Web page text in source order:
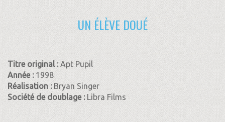
UN ÉLÈVE DOUÉ
Titre original :Apt Pupil
Année : 1998
Réalisation :Bryan Singer
Société de doublage :Libra Films